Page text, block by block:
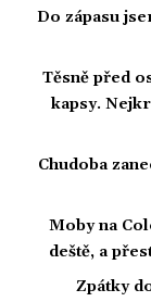
Do zápasu
Těsně před
kapsy.
Chudoba
Moby na
deště, a
Zpátky